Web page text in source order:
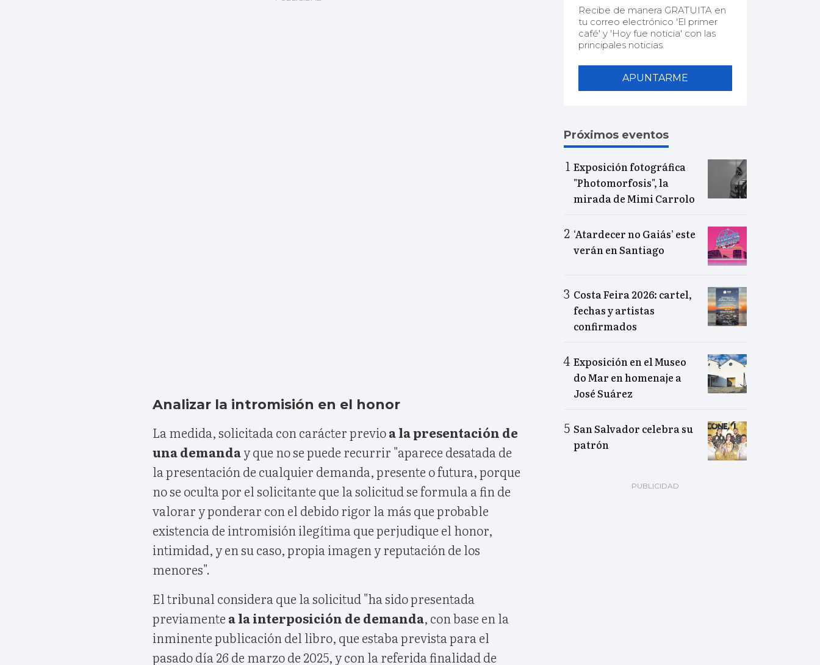
Analizar la intromisión en el honor
La medida, solicitada con carácter previoa la presentación de
una demanday que no se puede recurrir "aparece desatada de
la presentación de cualquier demanda, presente o futura, porque
no se oculta por el solicitante que la solicitud se formula a fin de
valorar y ponderar con el debido rigor la más que probable
existencia de intromisión ilegítima que perjudique el honor,
intimidad, y en su caso, propia imagen y reputación de los
menores".
El tribunal considera que la solicitud "ha sido presentada
previamente a la interposición de demanda, con base en la
inminente publicación del libro, que estaba prevista para el
pasado día 26 de marzo de 2025, y con la referida finalidad de
Recibe de manera GRATUITA en
tu correo electrónico 'El primer
café' y 'Hoy fue noticia' con las
principales noticias.
APUNTARME
Próximos eventos
Exposición fotográfica
"Photomorfosis", la
mirada de Mimi Carrolo
‘Atardecer no Gaiás’ este
verán en Santiago
Costa Feira 2026: cartel,
fechas y artistas
confirmados
Exposición en el Museo
do Mar en homenaje a
José Suárez
San Salvador celebra su
patrón